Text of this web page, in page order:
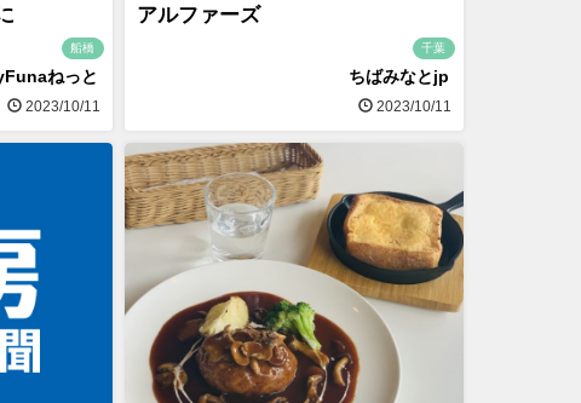
船橋
ねっと
2023/10/11
アルファーズ
千葉
ちばみなとjp
2023/10/11